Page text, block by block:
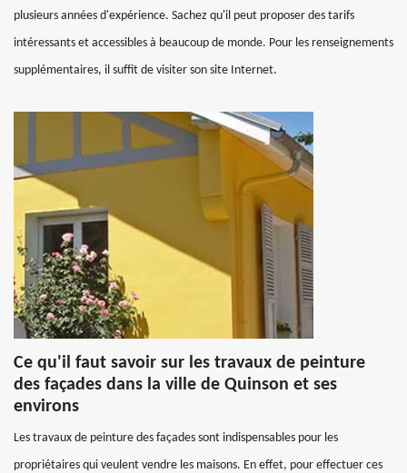
plusieurs années d'expérience. Sachez qu'il peut proposer des tarifs
intéressants et accessibles à beaucoup de monde. Pour les renseignements
supplémentaires, il suffit de visiter son site Internet.
Ce qu'il faut savoir sur les travaux de peinture
des façades dans la ville de Quinson et ses
environs
Les travaux de peinture des façades sont indispensables pour les
propriétaires qui veulent vendre les maisons. En effet, pour effectuer ces